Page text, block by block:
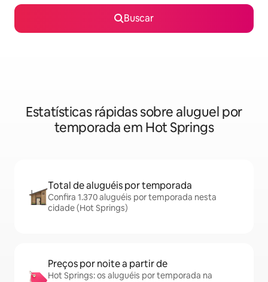
Buscar
Estatísticas rápidas sobre aluguel por
temporada em Hot Springs
Total de aluguéis por temporada
Confira 1.370 aluguéis por temporada nesta
cidade (Hot Springs)
Preços por noite a partir de
Hot Springs: os aluguéis por temporada na